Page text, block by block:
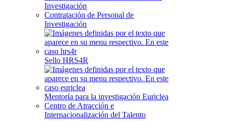
Investigación
Contratación de Personal de
Investigación
Sello HRS4R
Mentoría para la investigación Euriclea
Centro de Atracción e
Internacionalización del Talento